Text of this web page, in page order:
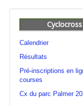
Cyclocross
Calendrier
Résultats
Pré-inscriptions en
courses
Cx du parc Palmer